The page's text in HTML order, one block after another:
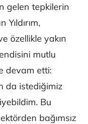
gelen tepkilerin
özellikle yakın
mutlu
devam etti:
da istediğimiz
Bu
bağımsız